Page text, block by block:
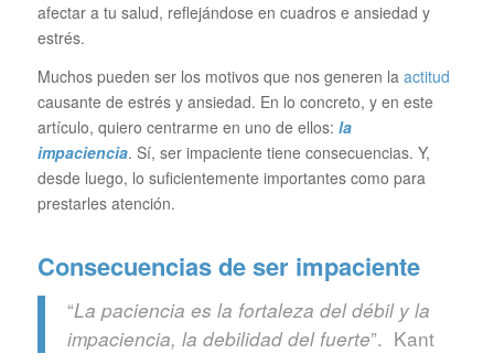
afectar a tu salud, reflejándose en cuadros e ansiedad y
estrés.
Muchos pueden ser los motivos que nos generen la actitud
causante de estrés y ansiedad. En lo concreto, y en este
artículo, quiero centrarme en uno de ellos: la
impaciencia. Sí, ser impaciente tiene consecuencias. Y,
desde luego, lo suficientemente importantes como para
prestarles atención.
Consecuencias de ser impaciente
“La paciencia es la fortaleza del débil y la
impaciencia, la debilidad del fuerte”. Kant